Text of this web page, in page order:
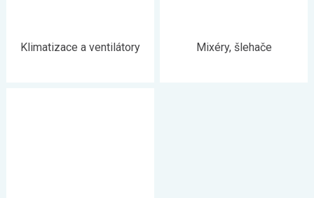
Klimatizace a ventilátory Mixéry, šlehače